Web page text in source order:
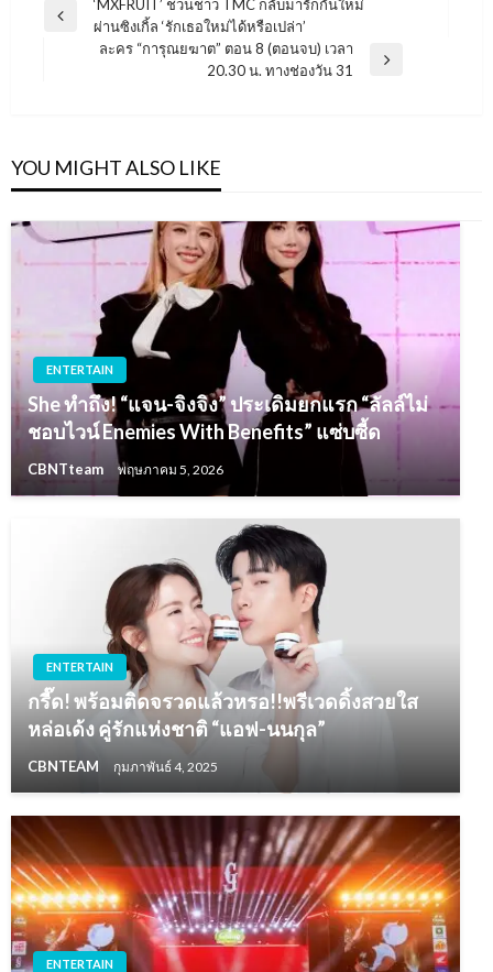
แนะแนว
Previous
‘MXFRUIT’ ชวนชาว TMC กลับมารักกันใหม่
ผ่านซิงเกิ้ล ‘รักเธอใหม่ได้หรือเปล่า’
ละคร “การุณยฆาต” ตอน 8 (ตอนจบ) เวลา
20.30 น. ทางช่องวัน 31
YOU MIGHT ALSO LIKE
ENTERTAIN
She ทำถึง! “แจน-จิงจิง” ประเดิมยกแรก “ลัลล์ไม่
ชอบไวน์ Enemies With Benefits” แซ่บซี้ด
CBNTteam พฤษภาคม 5, 2026
ENTERTAIN
กรี๊ด! พร้อมติดจรวดแล้วหรอ!!พรีเวดดิ้งสวยใส
หล่อเด้ง คู่รักแห่งชาติ “แอฟ-นนกุล”
CBNTEAM กุมภาพันธ์ 4, 2025
ENTERTAIN